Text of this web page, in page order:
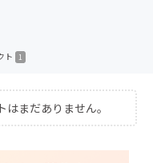
ト 1
まだありません。